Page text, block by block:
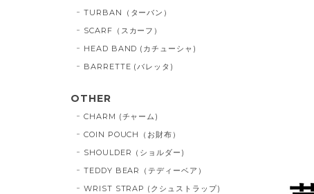
TURBAN（ターバン）
SCARF（スカーフ）
HEAD BAND (カチューシャ)
BARRETTE (バレッタ)
OTHER
CHARM (チャーム)
COIN POUCH（お財布）
SHOULDER（ショルダー)
TEDDY BEAR（テディーベア）
WRIST STRAP (クシュストラップ)